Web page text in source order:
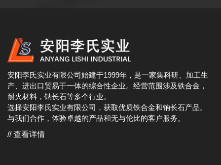
安阳李氏实业有限公司始建于1999年，是一家集科研、加工生
产、进出口贸易于一体的综合性企业。经营范围涉及铁合金，
耐火材料，钠长石等多个行业。
选择安阳李氏实业有限公司，获取优质铁合金和钠长石产品。
与我们合作，体验卓越的产品和无与伦比的客户服务。
// 查看详情